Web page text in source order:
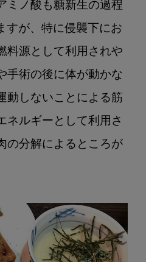
ミノ酸も糖新生の過程
すが、特に侵襲下にお
料源として利用されや
手術の後に体が動かな
動しないことによる筋
ネルギーとして利用さ
の分解によるところが